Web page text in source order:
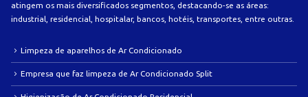
atingem os mais diversificados segmentos, destacando-se as áreas:
industrial, residencial, hospitalar, bancos, hotéis, transportes, entre outras.
Limpeza de aparelhos de Ar Condicionado
Empresa que faz limpeza de Ar Condicionado Split